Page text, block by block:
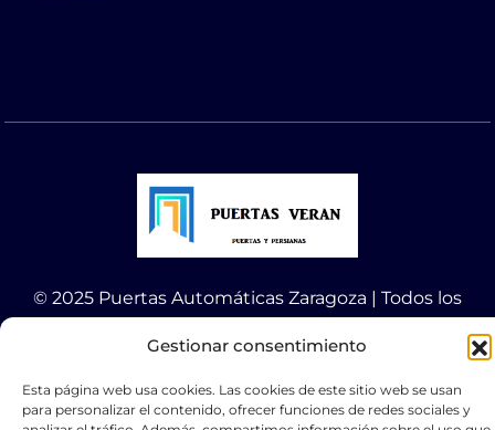
Gestionar consentimiento
Esta página web usa cookies. Las cookies de este sitio web se usan
para personalizar el contenido, ofrecer funciones de redes sociales y
© 2025 Puertas Automáticas Zaragoza | Todos los
derechos reservados Websocialmedia